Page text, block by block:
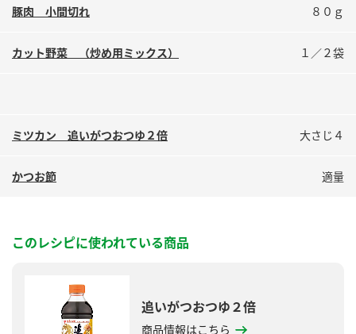
ロングセラー商品 ＋ おすすめレシピ
豚肉 小間切れ ８０ｇ
カット野菜 （炒め用ミックス） １／２袋
ミツカン 追いがつおつゆ２倍 大さじ４
かつお節 適量
このレシピに使われている商品
追いがつおつゆ２倍
商品情報はこちら